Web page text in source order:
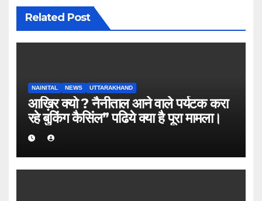
Related Post
NAINITAL NEWS UTTARAKHAND
आख़िर क्यो ? नैनीताल आने वाले पर्यटक करा
रहे बुकिंग कैसिंल” पढिये क्या है पूरा मामला।